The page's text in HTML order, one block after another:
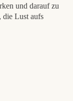
und darauf zu
die Lust aufs